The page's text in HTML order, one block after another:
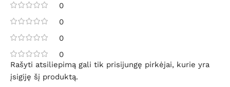
0
0
0
0
Rašyti atsiliepimą gali tik prisijungę pirkėjai, kurie yra
įsigiję šį produktą.